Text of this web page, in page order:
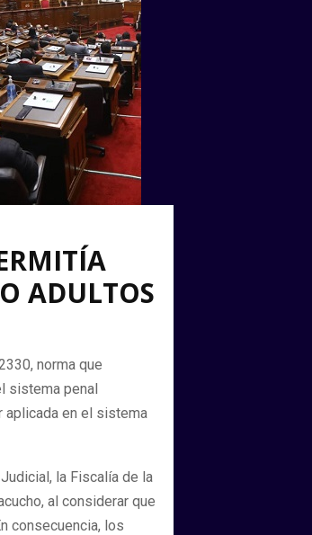
ADULTOS
norma que
sistema penal
aplicada en el sistema
la Fiscalía de la
al considerar que
consecuencia, los